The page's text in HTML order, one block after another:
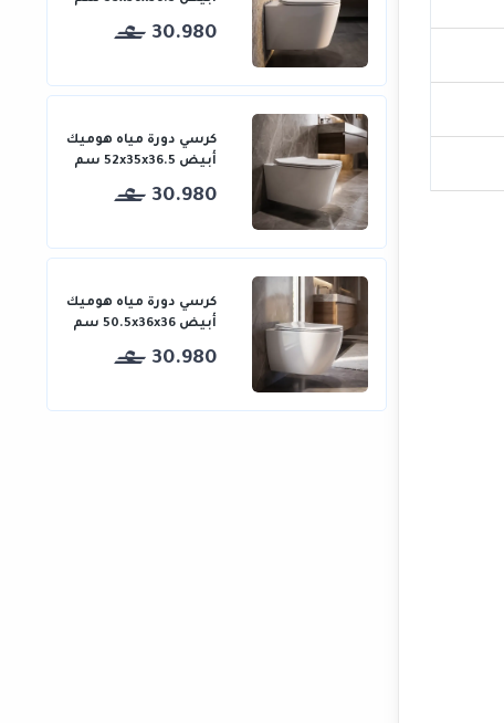
30.980
كرسي دورة مياه هوميك
أبيض 52x35x36.5 سم
30.980
كرسي دورة مياه هوميك
أبيض 50.5x36x36 سم
30.980